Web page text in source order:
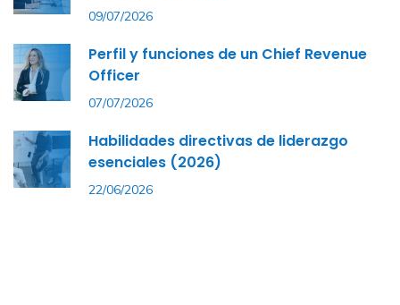
09/07/2026
Perfil y funciones de un Chief Revenue
Officer
07/07/2026
Habilidades directivas de liderazgo
esenciales (2026)
22/06/2026